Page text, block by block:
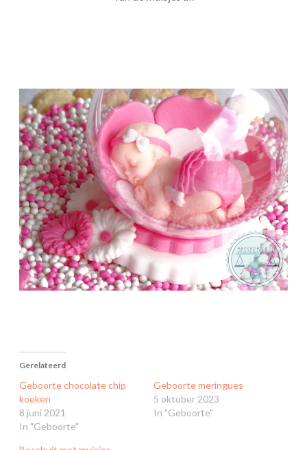
Gerelateerd
Geboorte chocolate chip
koeken
8 juni 2021
In "Geboorte"
Geboorte meringues
5 oktober 2023
In "Geboorte"